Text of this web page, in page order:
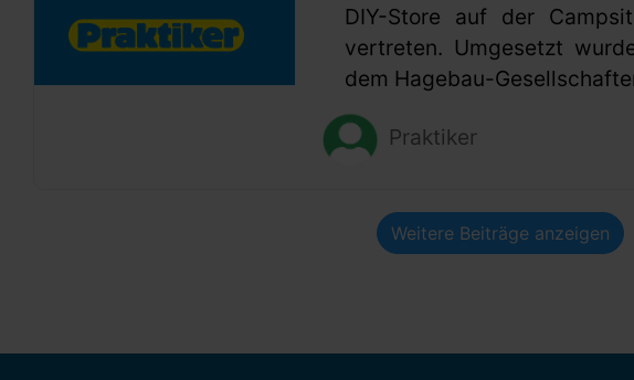
DIY-Store auf der
vertreten. Umgesetzt
dem Hagebau-
Praktiker
Weitere Beiträge anzeigen